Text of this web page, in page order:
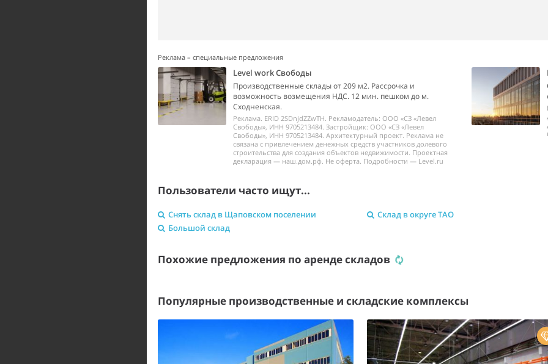
Реклама – специальные предложения
Level work Свободы
Производственные склады от 209 м2. Рассрочка и
возможность возмещения НДС. 12 мин. пешком до м.
Сходненская.
Реклама. ERID 2SDnjdZZwTH. Рекламодатель: ООО «СЗ «Левел
Свободы», ИНН 9705213484. Застройщик: ООО «СЗ «Левел
Свободы», ИНН 9705213484. Архитектурный проект. Реклама не
связана с привлечением денежных средств участников долевого
строительства для создания объектов недвижимости. Проектная
декларация — наш.дом.рф. Не оферта. Подробности — Level.ru
Пользователи часто ищут...
Снять склад в Щаповском поселении Склад в округе ТАО
Большой склад
Похожие предложения по аренде складов
Популярные производственные и складские комплексы